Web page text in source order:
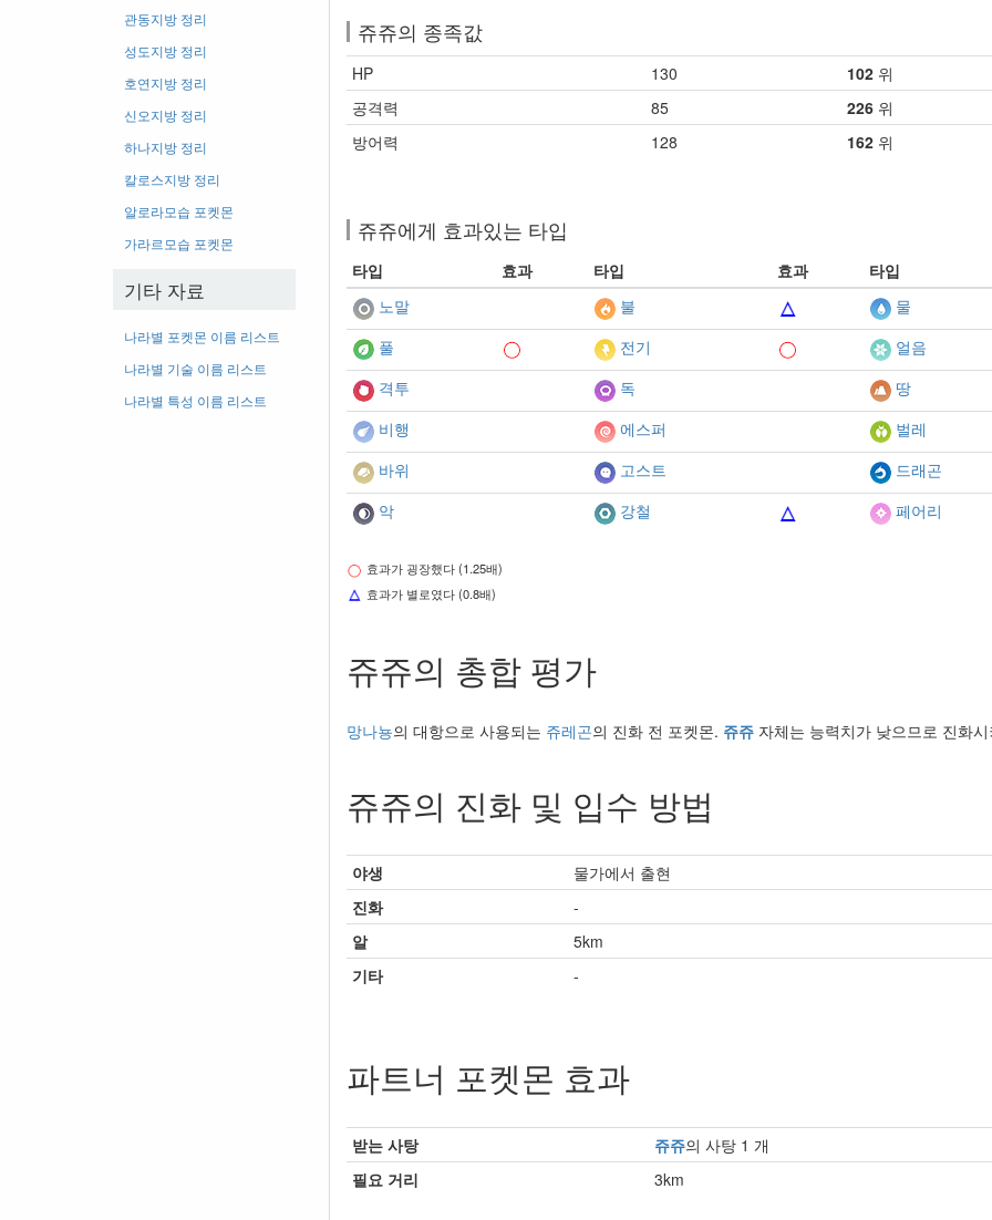
관동지방 정리
성도지방 정리
호연지방 정리
신오지방 정리
하나지방 정리
칼로스지방 정리
알로라모습 포켓몬
가라르모습 포켓몬
기타 자료
나라별 포켓몬 이름 리스트
나라별 기술 이름 리스트
나라별 특성 이름 리스트
쥬쥬의 종족값
HP 130 102 위
공격력
85 226 위
방어력
128 162 위
쥬쥬에게 효과있는 타입
타입 효과 타입 효과
타입
노말
불
물
풀
전기
얼음
격투
독
땅
비행
에스퍼
벌레
바위
고스트
드래곤
악
강철 페어리
효과가 굉장했다 (1.25배)
효과가 별로였다 (0.8배)
쥬쥬의 총합 평가
망나뇽의 대항으로 사용되는 쥬레곤의 진화 전 포켓몬. 쥬쥬 자체는 능력치가 낮으므로 진화
쥬쥬의 진화 및 입수 방법
야생
물가에서 출현
진화
-
알
5km
기타
-
파트너 포켓몬 효과
받는 사탕 쥬쥬의 사탕 1 개
필요 거리
3km